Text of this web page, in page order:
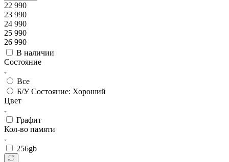
22 990
23 990
24 990
25 990
26 990
В наличии
Состояние
Все
Б/У Состояние: Хороший
Цвет
Графит
Кол-во памяти
256gb